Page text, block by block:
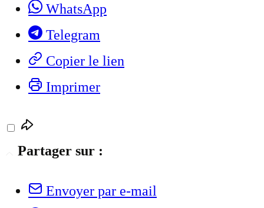
WhatsApp
Telegram
Copier le lien
Imprimer
Partager sur :
Envoyer par e-mail